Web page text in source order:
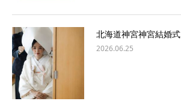
北海道神宮神宮結婚式
2026.06.25